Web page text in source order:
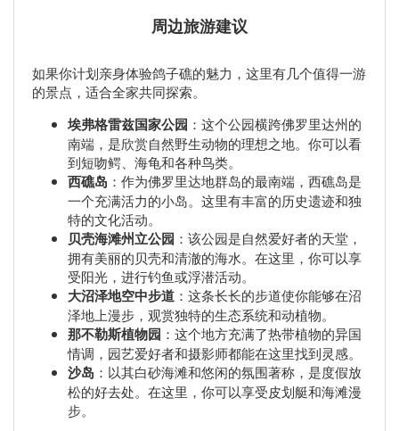
周边旅游建议
如果你计划亲身体验鸽子礁的魅力，这里有几个值得一游
的景点，适合全家共同探索。
埃弗格雷兹国家公园 ：这个公园横跨佛罗里达州的
南端，是欣赏自然野生动物的理想之地。你可以看
到短吻鳄、海龟和各种鸟类。
西礁岛 ：作为佛罗里达地群岛的最南端，西礁岛是
一个充满活力的小岛。这里有丰富的历史遗迹和独
特的文化活动。
贝壳海滩州立公园 ：该公园是自然爱好者的天堂，
拥有美丽的贝壳和清澈的海水。在这里，你可以享
受阳光，进行钓鱼或浮潜活动。
大沼泽地空中步道 ：这条长长的步道使你能够在沼
泽地上漫步，观赏独特的生态系统和动植物。
那不勒斯植物园 ：这个地方充满了热带植物的异国
情调，园艺爱好者和摄影师都能在这里找到灵感。
沙岛 ：以其白砂海滩和悠闲的氛围著称，是度假放
松的好去处。在这里，你可以享受皮划艇和海滩漫
步。